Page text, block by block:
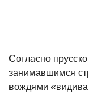
Согласно
занимавшимся
вождями